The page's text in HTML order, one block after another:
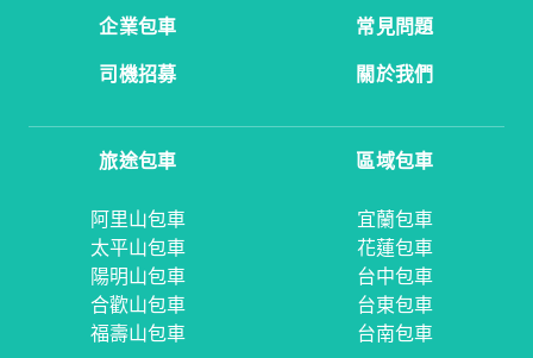
企業包車
常見問題
司機招募
關於我們
旅途包車
阿里山包車
太平山包車
陽明山包車
合歡山包車
福壽山包車
區域包車
宜蘭包車
花蓮包車
台中包車
台東包車
台南包車